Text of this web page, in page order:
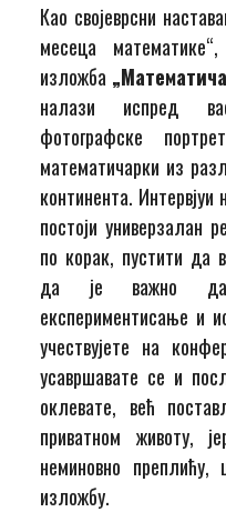
Као својеврсни
месеца
изложба
налази испред
фотографске
математичарки из
континента.
постоји универзалан
по корак, пустити да
да је важно да
експериментисање и
учествујете на
усавршавате се и
оклевате, већ
приватном животу,
неминовно
изложбу.